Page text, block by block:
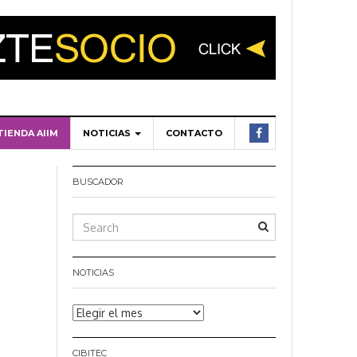
AIIM NOTICIAS CONTACTO
BUSCADOR
NOTICIAS
Noticias
CIBITEC